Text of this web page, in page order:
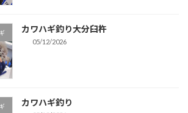
カワハギ釣り大分臼杵
05/12/2026
カワハギ釣り